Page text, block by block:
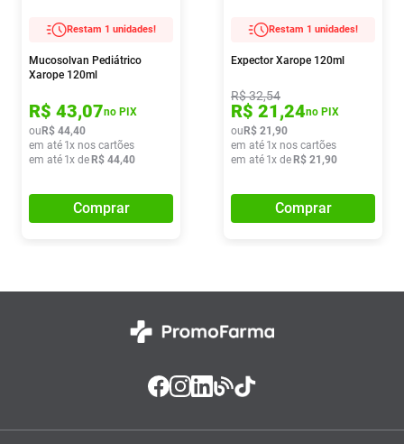
Restam 1 unidades!
Mucosolvan Pediátrico
Xarope 120ml
R$ 43,07no PIX
ou R$ 44,40
em até 1x nos cartões
em até 1x de R$ 44,40
Comprar
Restam 1 unidades!
Expector Xarope 120ml
R$32,54
R$ 21,24no PIX
ou R$ 21 ,90
em até 1x nos cartões
em até 1x de R$ 21 ,90
Comprar